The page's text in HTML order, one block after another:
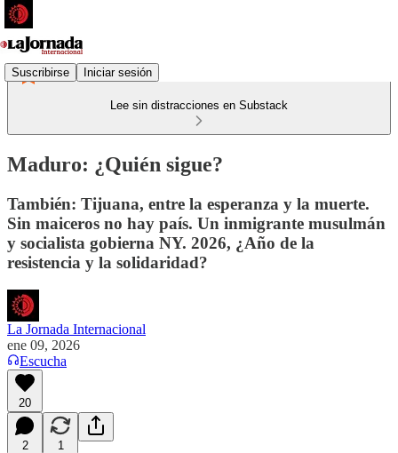
Suscribirse Iniciar sesión
Lee sin distracciones en Substack
Maduro: ¿Quién sigue?
También: Tijuana, entre la esperanza y la muerte.
Sin maiceros no hay país. Un inmigrante musulmán
y socialista gobierna NY. 2026, ¿Año de la
resistencia y la solidaridad?
La Jornada Internacional
ene 09, 2026
Escucha
20
2 1